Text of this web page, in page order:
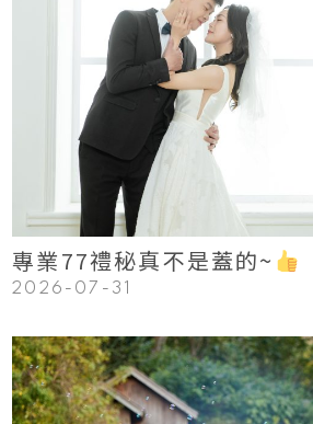
123
Read More
專業77禮秘真不是蓋的~
2026-07-31